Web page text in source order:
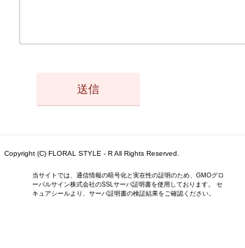
Copyright (C) FLORAL STYLE - R All Rights Reserved.
当サイトでは、通信情報の暗号化と実在性の証明のため、GMOグロ
ーバルサイン株式会社のSSLサーバ証明書を使用しております。 セ
キュアシールより、サーバ証明書の検証結果をご確認ください。